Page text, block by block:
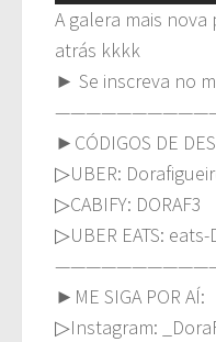
A galera mais
atrás kkkk
► Se inscreva no
►CÓDIGOS DE
▷UBER:
▷CABIFY: DORAF3
▷UBER EATS:
►ME SIGA POR AÍ:
▷Instagram: